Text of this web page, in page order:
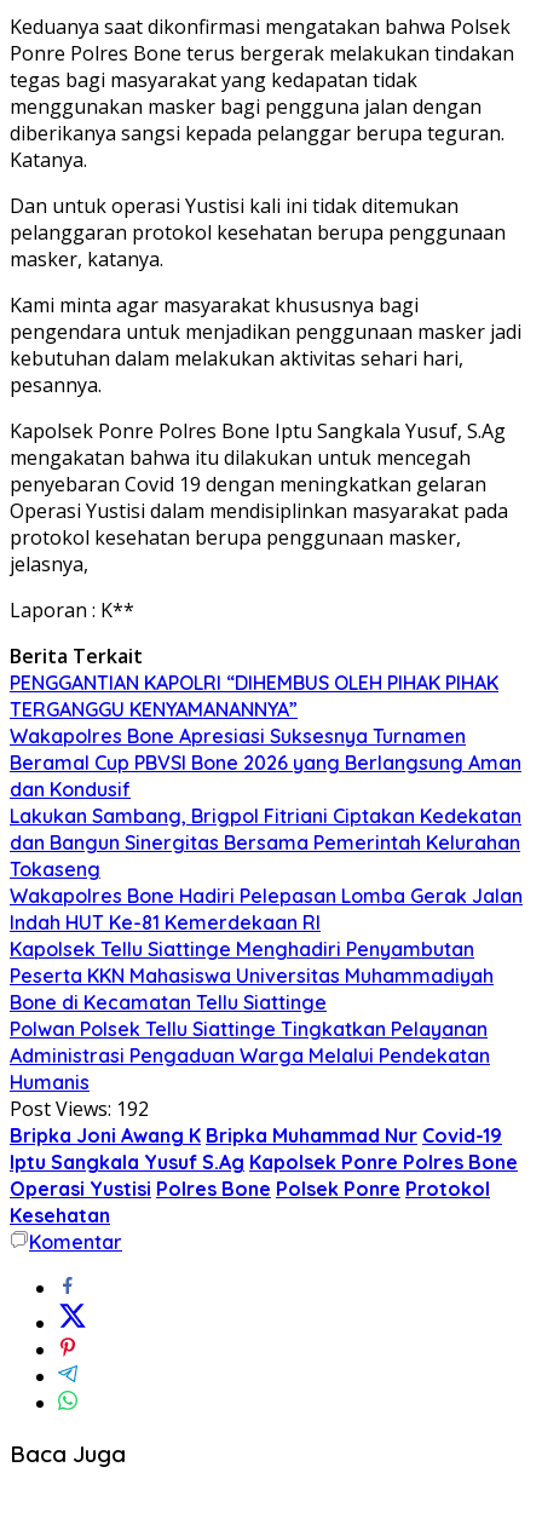
Keduanya saat dikonfirmasi mengatakan bahwa Polsek
Ponre Polres Bone terus bergerak melakukan tindakan
tegas bagi masyarakat yang kedapatan tidak
menggunakan masker bagi pengguna jalan dengan
diberikanya sangsi kepada pelanggar berupa teguran.
Katanya.
Dan untuk operasi Yustisi kali ini tidak ditemukan
pelanggaran protokol kesehatan berupa penggunaan
masker, katanya.
Kami minta agar masyarakat khususnya bagi
pengendara untuk menjadikan penggunaan masker jadi
kebutuhan dalam melakukan aktivitas sehari hari,
pesannya.
Kapolsek Ponre Polres Bone Iptu Sangkala Yusuf, S.Ag
mengakatan bahwa itu dilakukan untuk mencegah
penyebaran Covid 19 dengan meningkatkan gelaran
Operasi Yustisi dalam mendisiplinkan masyarakat pada
protokol kesehatan berupa penggunaan masker,
jelasnya,
Laporan : K**
Berita Terkait
PENGGANTIAN KAPOLRI “DIHEMBUS OLEH PIHAK PIHAK
TERGANGGU KENYAMANANNYA”
Wakapolres Bone Apresiasi Suksesnya Turnamen
Beramal Cup PBVSI Bone 2026 yang Berlangsung Aman
dan Kondusif
Lakukan Sambang, Brigpol Fitriani Ciptakan Kedekatan
dan Bangun Sinergitas Bersama Pemerintah Kelurahan
Tokaseng
Wakapolres Bone Hadiri Pelepasan Lomba Gerak Jalan
Indah HUT Ke-81 Kemerdekaan RI
Kapolsek Tellu Siattinge Menghadiri Penyambutan
Peserta KKN Mahasiswa Universitas Muhammadiyah
Bone di Kecamatan Tellu Siattinge
Polwan Polsek Tellu Siattinge Tingkatkan Pelayanan
Administrasi Pengaduan Warga Melalui Pendekatan
Humanis
Post Views: 192
Bripka Joni Awang K Bripka Muhammad Nur Covid-19
Iptu Sangkala Yusuf S.Ag Kapolsek Ponre Polres Bone
Operasi Yustisi Polres Bone Polsek Ponre Protokol
Kesehatan
Komentar
Baca Juga